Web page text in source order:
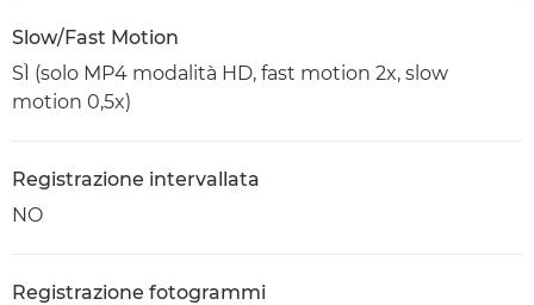
Slow/Fast Motion
SÌ (solo MP4 modalità HD, fast motion 2x, slow
motion 0,5x)
Registrazione intervallata
NO
Registrazione fotogrammi